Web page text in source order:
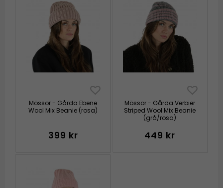
Mössor - Gårda Ebene
Wool Mix Beanie (rosa)
399 kr
Mössor - Gårda Verbier
Striped Wool Mix Beanie
(grå/rosa)
449 kr